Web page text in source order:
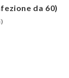
da 60)